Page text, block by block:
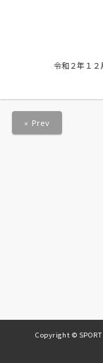
令和２年１
« Prev
Copyright © SPORT